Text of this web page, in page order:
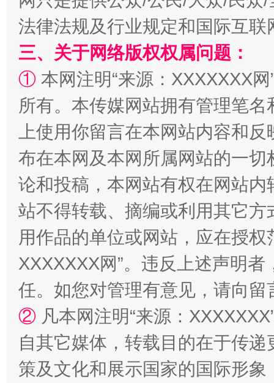
阿坝州三大球赛在茂县开幕 规模
国家大学科技园优化重塑工作
法律法规及行业规定和国际互
三、关于网络版权权属问题：
① 本网注明“来源：XXXXXXX
所有。本传媒网站拥有管理笔
上使用你留言在本网站内容和
布在本网及本网所属网站的一
论和投稿，本网站有权在网站
站不得转载、摘编或利用其它
用作品的单位或网站，应在授
XXXXXXX网”。违反上述声明
任。如您对管理有意见，请向
② 凡本网注明“来源：
自其它媒体，转载目的在于传
策及文化和展示国家的国际形